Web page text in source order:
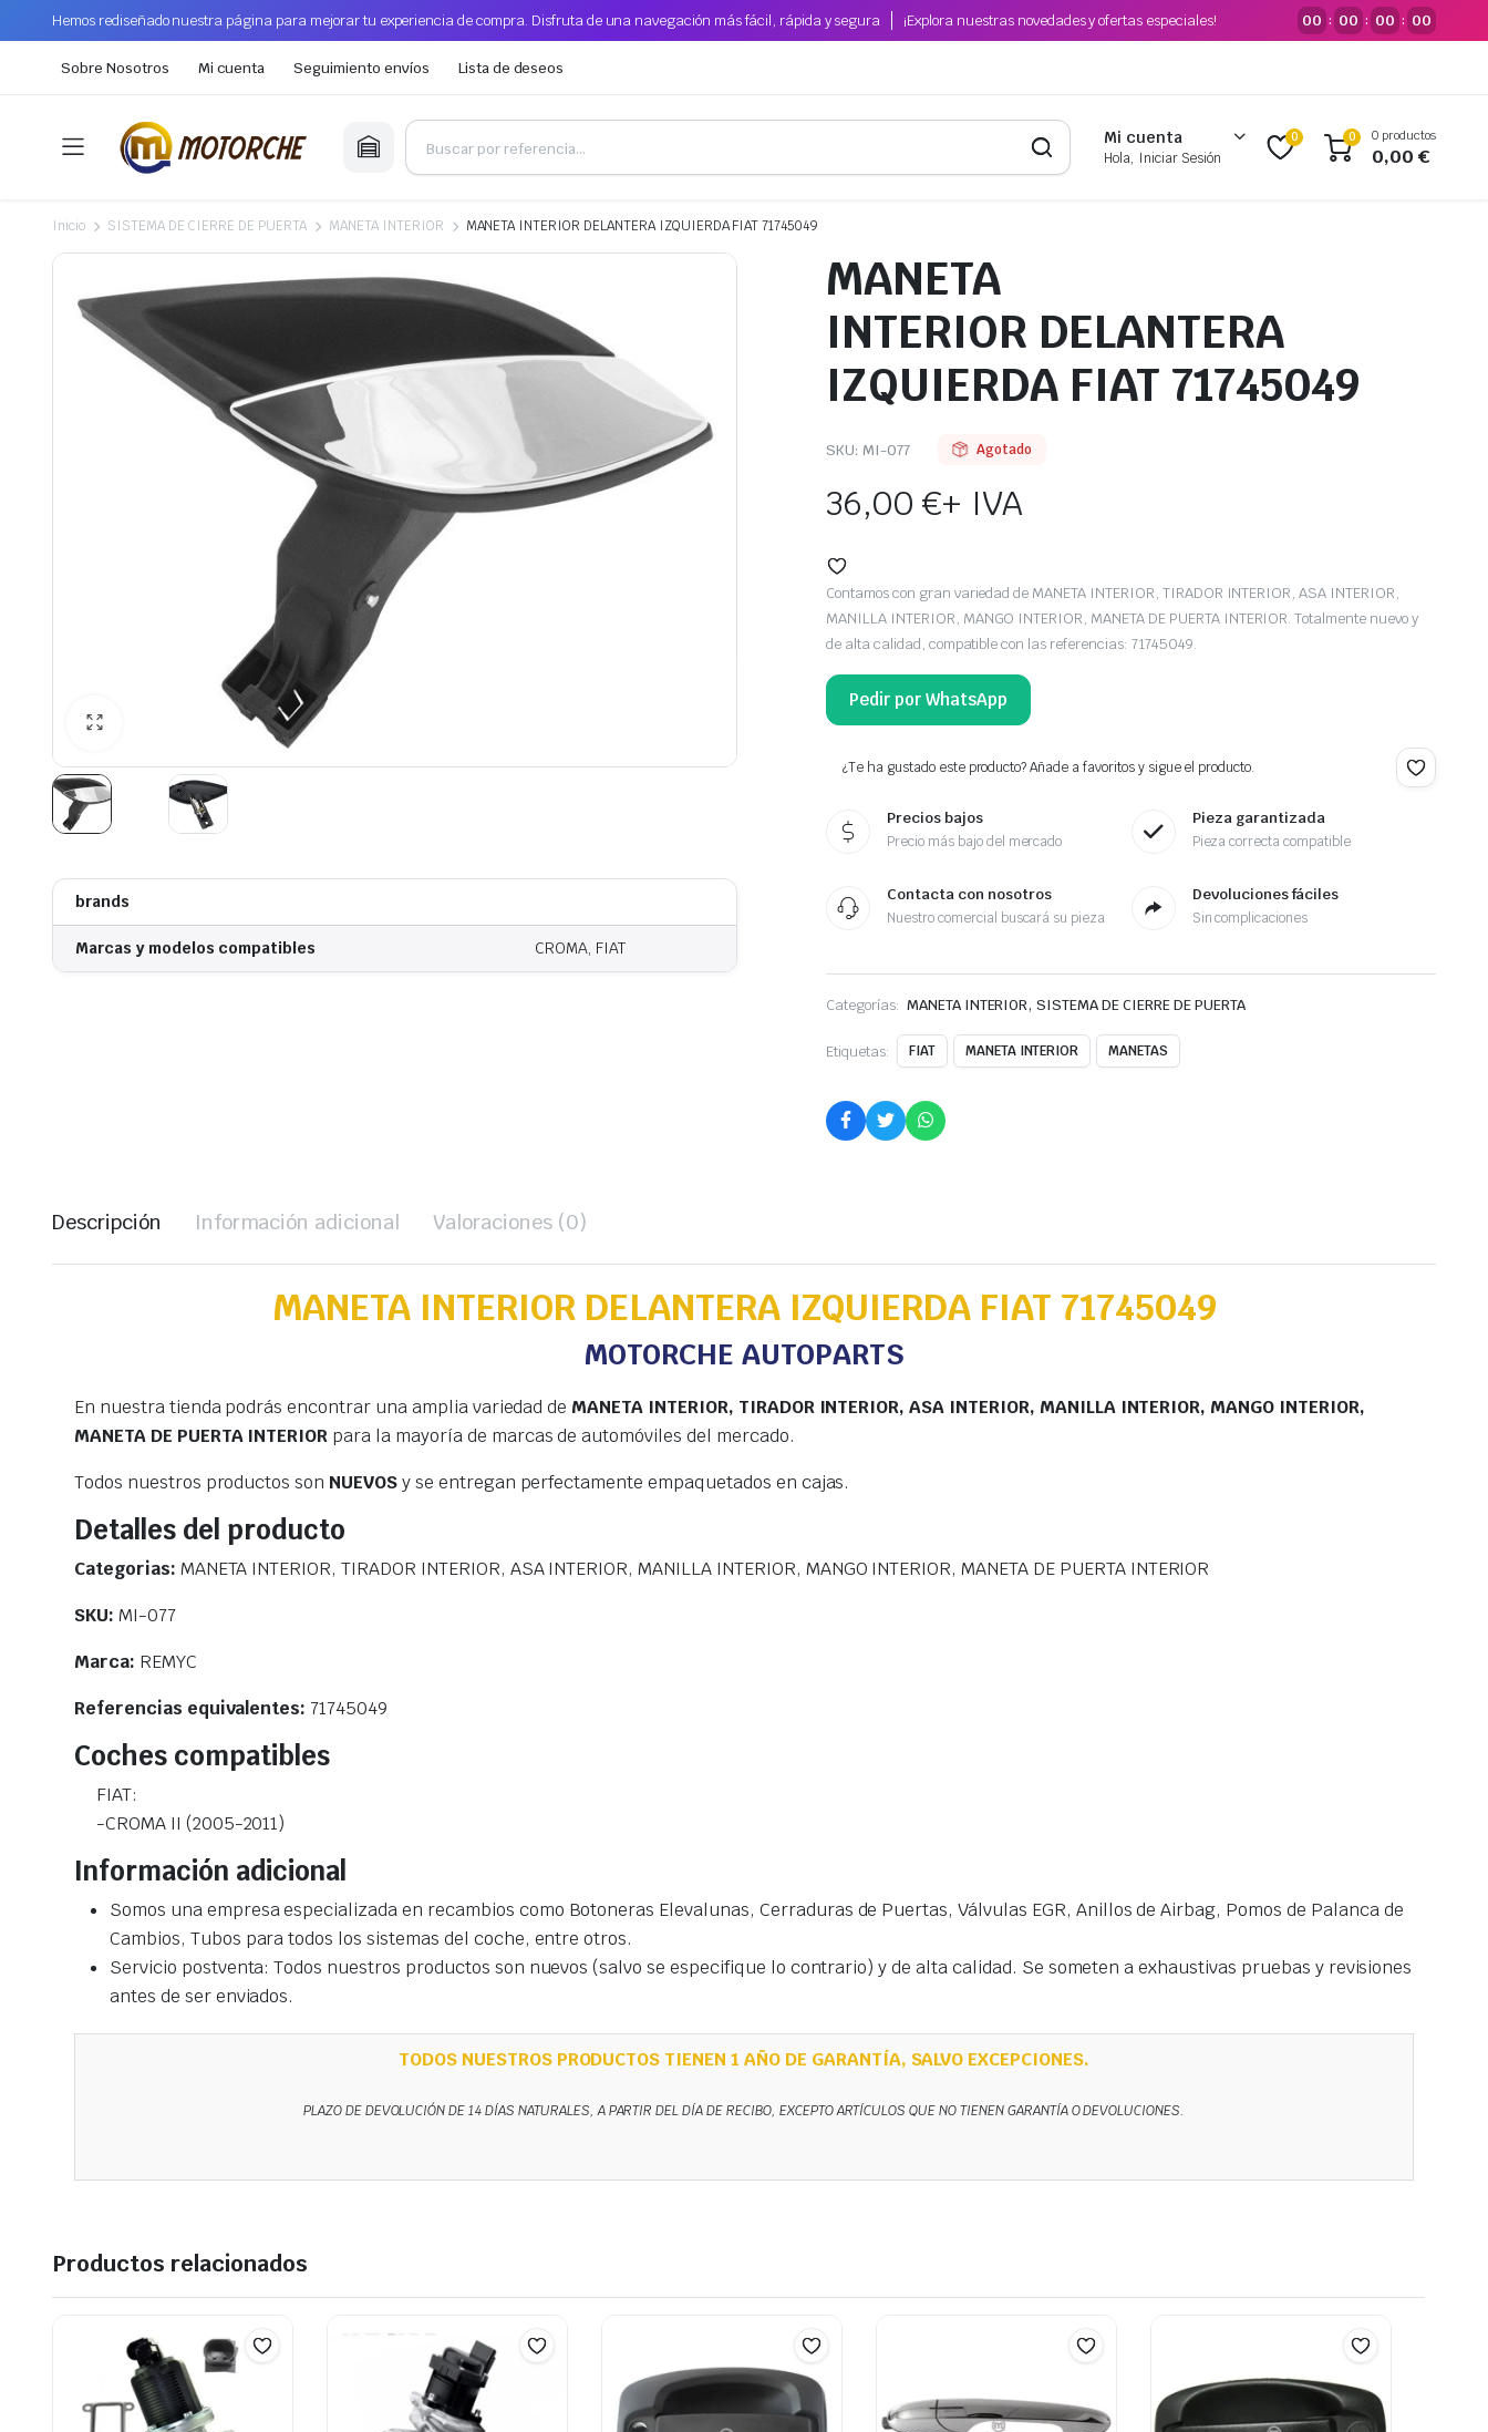
Hemos rediseñado nuestra página para mejorar tu experiencia de compra. Disfruta de una navegación más fácil, rápida y segura ¡Explora nuestras novedades y ofertas especiales! 00 : 00 : 00 : 00
Sobre Nosotros Mi cuenta Seguimiento envíos Lista de deseos
Mi cuenta
Hola, Iniciar Sesión
0 0 0 productos
0,00€
Inicio SISTEMA DE CIERRE DE PUERTA MANETA INTERIOR MANETA INTERIOR DELANTERA IZQUIERDA FIAT 71745049
brands
Marcas y modelos compatibles CROMA, FIAT
MANETA
INTERIOR DELANTERA
IZQUIERDA FIAT 71745049
SKU: MI-077 Agotado
36,00€+ IVA
Contamos con gran variedad de MANETA INTERIOR, TIRADOR INTERIOR, ASA INTERIOR,
MANILLA INTERIOR, MANGO INTERIOR, MANETA DE PUERTA INTERIOR. Totalmente nuevo y
de alta calidad, compatible con las referencias: 71745049.
Pedir por WhatsApp
¿Te ha gustado este producto? Añade a favoritos y sigue el producto.
Precios bajos
Precio más bajo del mercado
Pieza garantizada
Pieza correcta compatible
Contacta con nosotros
Nuestro comercial buscará su pieza
Devoluciones fáciles
Sin complicaciones
Categorías: MANETA INTERIOR, SISTEMA DE CIERRE DE PUERTA
Etiquetas: FIAT MANETA INTERIOR MANETAS
Descripción Información adicional Valoraciones (0)
MANETA INTERIOR DELANTERA IZQUIERDA FIAT 71745049
MOTORCHE AUTOPARTS
En nuestra tienda podrás encontrar una amplia variedad de MANETA INTERIOR, TIRADOR INTERIOR, ASA INTERIOR, MANILLA INTERIOR, MANGO INTERIOR,
MANETA DE PUERTA INTERIOR para la mayoría de marcas de automóviles del mercado.
Todos nuestros productos son NUEVOSy se entregan perfectamente empaquetados en cajas.
Detalles del producto
Categorias: MANETA INTERIOR, TIRADOR INTERIOR, ASA INTERIOR, MANILLA INTERIOR, MANGO INTERIOR, MANETA DE PUERTA INTERIOR
SKU: MI-077
Marca: REMYC
Referencias equivalentes: 71745049
Coches compatibles
FIAT:
-CROMA II (2005-2011)
Información adicional
Somos una empresa especializada en recambios como Botoneras Elevalunas, Cerraduras de Puertas, Válvulas EGR, Anillos de Airbag, Pomos de Palanca de
Cambios, Tubos para todos los sistemas del coche, entre otros.
Servicio postventa: Todos nuestros productos son nuevos (salvo se especifique lo contrario) y de alta calidad. Se someten a exhaustivas pruebas y revisiones
antes de ser enviados.
TODOS NUESTROS PRODUCTOS TIENEN 1 AÑO DE GARANTÍA, SALVO EXCEPCIONES.
PLAZO DE DEVOLUCIÓN DE 14 DÍAS NATURALES, A PARTIR DEL DÍA DE RECIBO, EXCEPTO ARTÍCULOS QUE NO TIENEN GARANTÍA O DEVOLUCIONES.
Productos relacionados